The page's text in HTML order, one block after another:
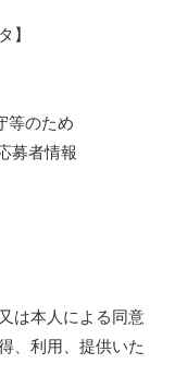
】
等のため
募者情報
は本人による同意
、利用、提供いた